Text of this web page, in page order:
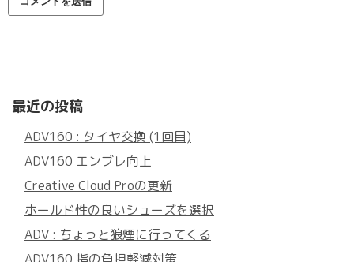
最近の投稿
ADV160 : タイヤ交換 (1回目)
ADV160 エンブレ向上
Creative Cloud Proの更新
ホールド性の良いシューズを選択
ADV : ちょっと狼煙に行ってくる
ADV160 指の負担軽減対策